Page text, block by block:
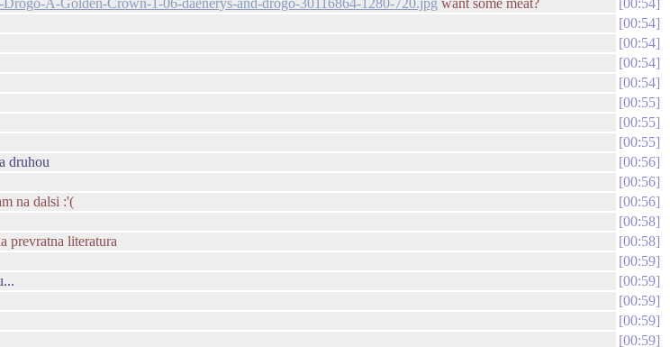
A-Golden-Crown-1-06-daenerys-and-drogo-30116864-1280-720.jpg want some meat?
00:54
00:54
00:54
00:54
00:54
00:55
00:55
00:55
druhou
00:56
00:56
na dalsi :'(
00:56
00:58
prevratna literatura
00:58
00:59
00:59
00:59
00:59
00:59